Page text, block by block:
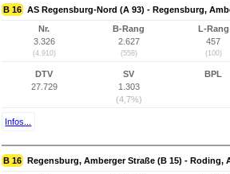
B 16 AS Regensburg-Nord (A 93) - Regensburg,
Nr.
3.326
(4.910)
B-Rang
2.627
(558)
L-Rang
457
(100)
DTV
27.729
SV
1.303
(4,7%)
BPL
Infos...
B 16 Regensburg, Amberger Straße (B 15) - Roding,